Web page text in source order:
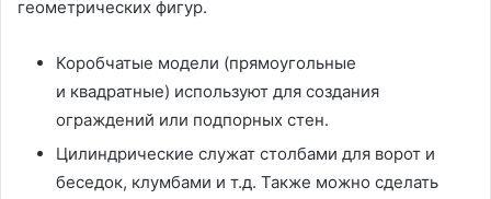
геометрических фигур.
Коробчатые модели (прямоугольные
и квадратные) используют для создания
ограждений или подпорных стен.
Цилиндрические служат столбами для ворот и
беседок, клумбами и т.д. Также можно сделать